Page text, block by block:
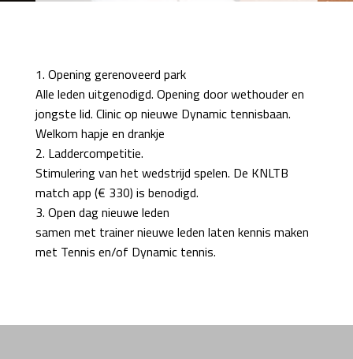
1. Opening gerenoveerd park
Alle leden uitgenodigd. Opening door wethouder en
jongste lid. Clinic op nieuwe Dynamic tennisbaan.
Welkom hapje en drankje
2. Laddercompetitie.
Stimulering van het wedstrijd spelen. De KNLTB
match app (€ 330) is benodigd.
3. Open dag nieuwe leden
samen met trainer nieuwe leden laten kennis maken
met Tennis en/of Dynamic tennis.